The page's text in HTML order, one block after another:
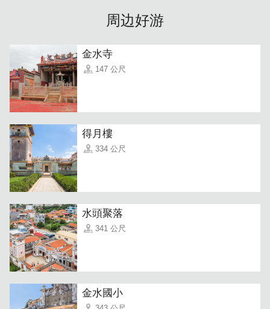
周边好游
金水寺
147 公尺
得月樓
334 公尺
水頭聚落
341 公尺
金水國小